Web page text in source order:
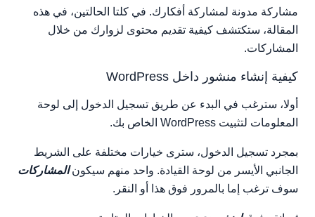
مشاركة مدونة لمشاركة أفكارك. في كلتا الحالتين، في هذه
المقالة، ستكتشف كيفية تقديم محتوى لزوارك من خلال
المشاركات.
كيفية إنشاء منشور داخل WordPress
أولا، سترغب في البدء عن طريق تسجيل الدخول إلى لوحة
المعلومات لتثبيت WordPress الخاص بك.
بمجرد تسجيل الدخول، سترى خيارات مختلفة على الشريط
الجانبي الأيسر من لوحة القيادة. واحد منهم سيكونالمشاركات
سوف ترغب إما بالمرور فوق هذا أو النقر.